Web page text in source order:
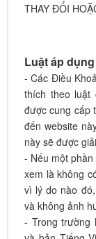
THAY ĐỔI
Luật áp
- Các Điều
thích theo luật
được cung cấp
đến website
này sẽ được
- Nếu một
xem là không
vì lý do nào
và không ảnh
- Trong trường